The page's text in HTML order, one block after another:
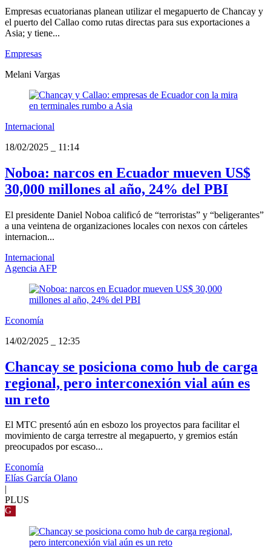
Empresas ecuatorianas planean utilizar el megapuerto de Chancay y
el puerto del Callao como rutas directas para sus exportaciones a
Asia; y tiene...
Empresas
Melani Vargas
Internacional
18/02/2025
11:14
Noboa: narcos en Ecuador mueven US$
30,000 millones al año, 24% del PBI
El presidente Daniel Noboa calificó de “terroristas” y “beligerantes”
a una veintena de organizaciones locales con nexos con cárteles
internacion...
Internacional
Agencia AFP
Economía
14/02/2025
12:35
Chancay se posiciona como hub de carga
regional, pero interconexión vial aún es
un reto
El MTC presentó aún en esbozo los proyectos para facilitar el
movimiento de carga terrestre al megapuerto, y gremios están
preocupados por escaso...
Economía
Elías García Olano
PLUS
G